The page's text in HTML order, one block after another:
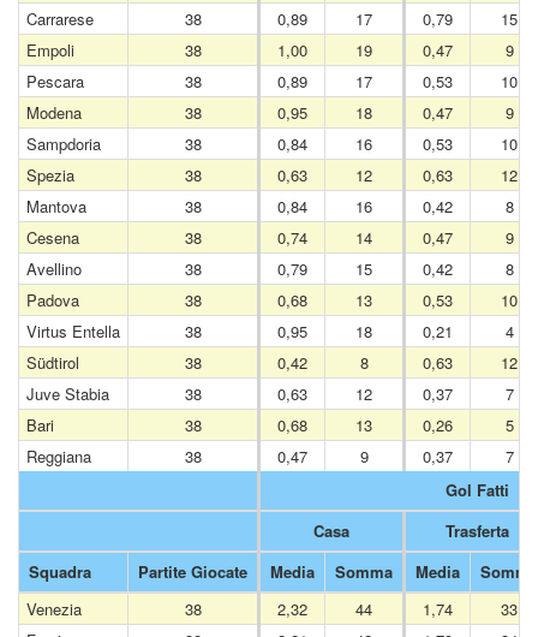
Carrarese
38 0,89 17 0,79
15
Empoli
38 1,00 19 0,47
9
Pescara
38 0,89 17 0,53
10
Modena
38 0,95 18 0,47
9
Sampdoria
38 0,84 16 0,53
10
Spezia
38 0,63 12 0,63
12
Mantova
38 0,84 16 0,42
8
Cesena
38 0,74 14 0,47
9
Avellino
38 0,79 15 0,42
8
Padova
38 0,68 13 0,53
10
Virtus Entella
38 0,95 18 0,21
4
Südtirol
38 0,42 8 0,63
12
Juve Stabia
38 0,63 12 0,37
7
Bari
38 0,68 13 0,26
5
Reggiana
38 0,47 9 0,37
7
Gol Fatti
Casa
Trasferta
Squadra
Partite Giocate Media Somma Media
Somma
Venezia
38 2,32 44 1,74
33